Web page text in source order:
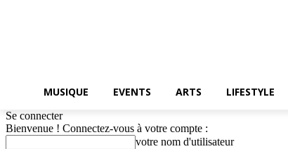
MUSIQUE EVENTS ARTS LIFESTYLE
Se connecter
Bienvenue ! Connectez-vous à votre compte :
votre nom d'utilisateur